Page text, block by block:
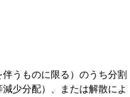
うものに限る）のうち分割
少分配）、または解散によ